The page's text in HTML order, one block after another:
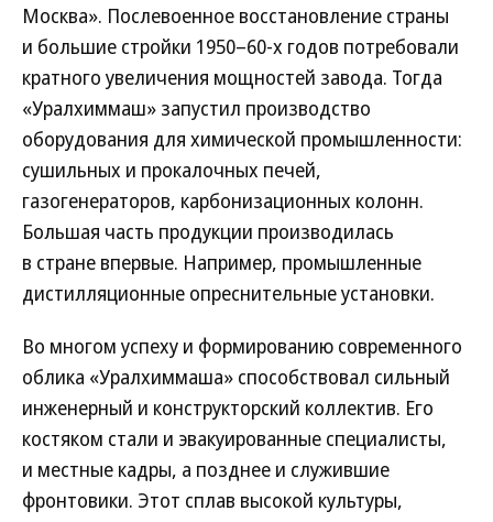
Москва». Послевоенное восстановление страны
и большие стройки 1950–60-х годов потребовали
кратного увеличения мощностей завода. Тогда
«Уралхиммаш» запустил производство
оборудования для химической промышленности:
сушильных и прокалочных печей,
газогенераторов, карбонизационных колонн.
Большая часть продукции производилась
в стране впервые. Например, промышленные
дистилляционные опреснительные установки.
Во многом успеху и формированию современного
облика «Уралхиммаша» способствовал сильный
инженерный и конструкторский коллектив. Его
костяком стали и эвакуированные специалисты,
и местные кадры, а позднее и служившие
фронтовики. Этот сплав высокой культуры,